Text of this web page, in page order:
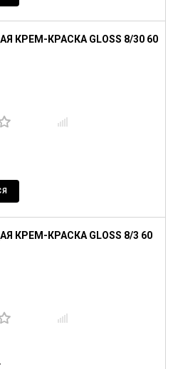
КРЕМ-КРАСКА GLOSS 8/30 60
КРЕМ-КРАСКА GLOSS 8/3 60